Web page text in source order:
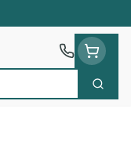
Zoek